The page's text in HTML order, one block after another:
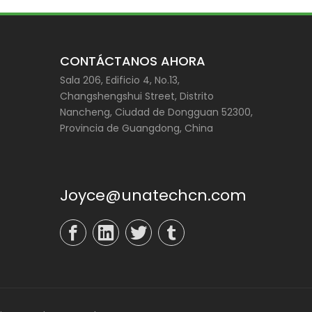
CONTÁCTANOS AHORA
Sala 206, Edificio 4, No.13,
Changshengshui Street, Distrito
Nancheng, Ciudad de Dongguan 52300,
Provincia de Guangdong, China
Joyce@unatechcn.com